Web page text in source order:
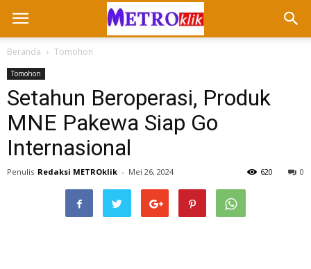
Beranda Tomohon
Tomohon
Setahun Beroperasi, Produk
MNE Pakewa Siap Go
Internasional
Penulis Redaksi METROklik - Mei 26, 2024 0
620